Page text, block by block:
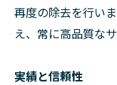
再度の除去を行い
え、常に高品質な
実績と信頼性